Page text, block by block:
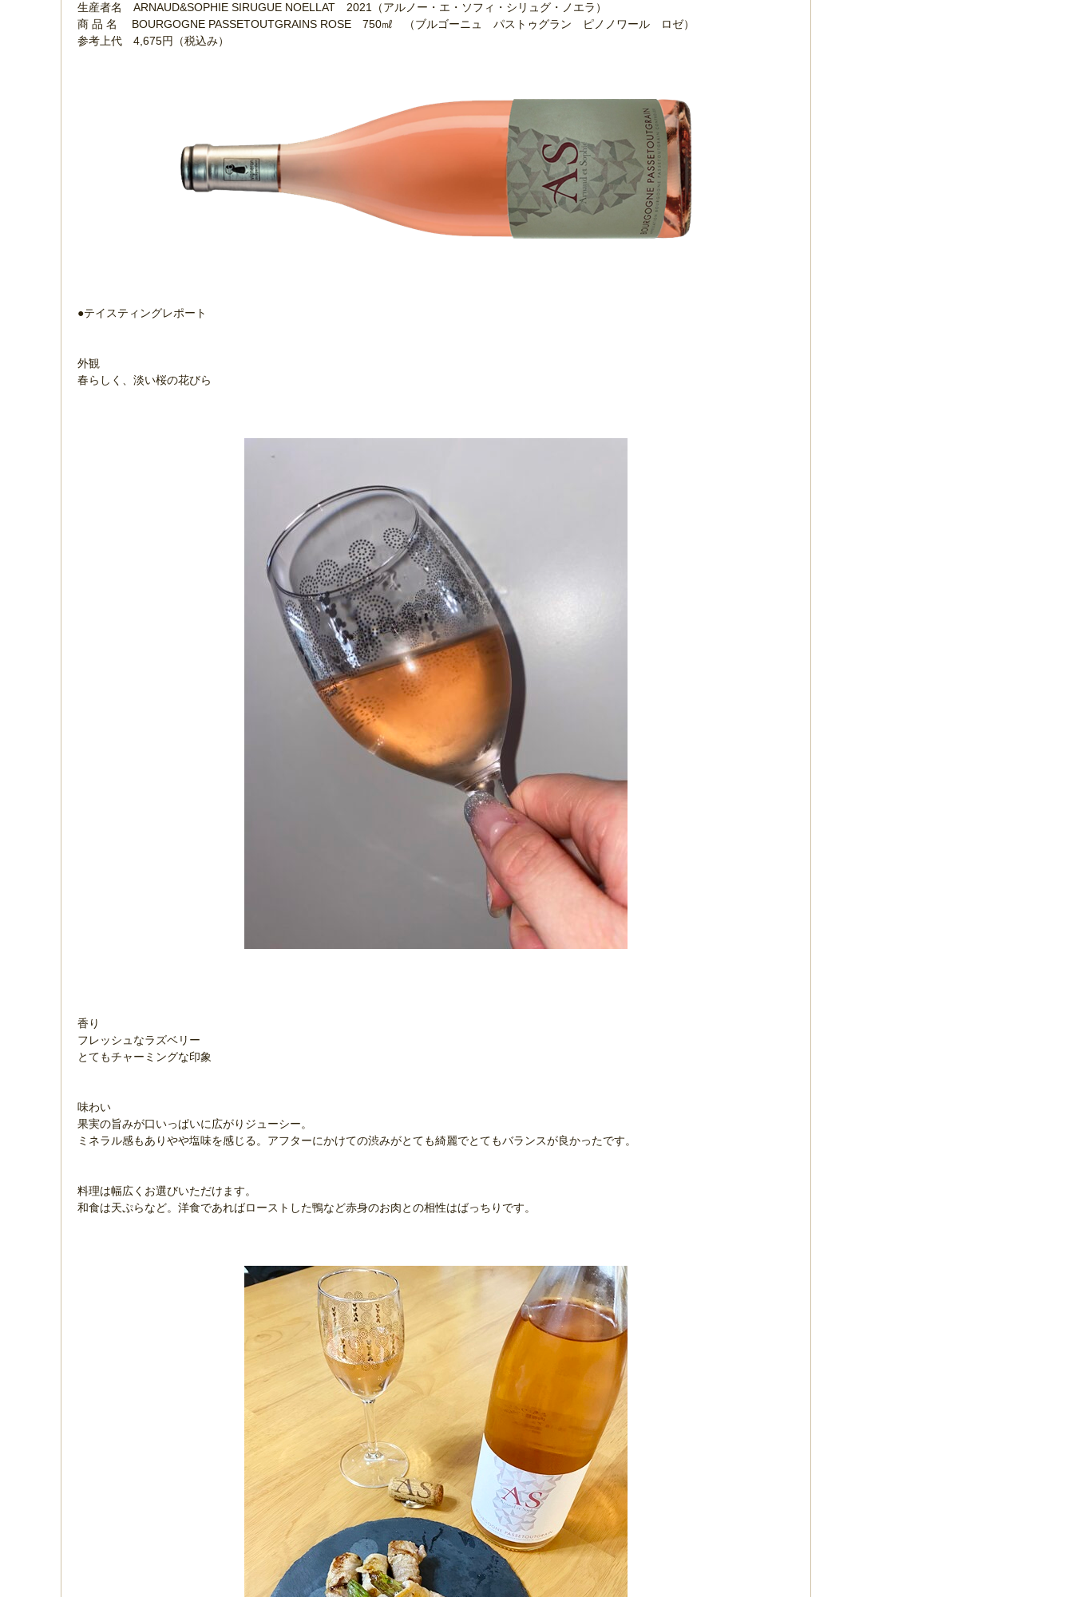
生産者名 ARNAUD&SOPHIE SIRUGUE NOELLAT 2021（アルノー・エ・ソフィ・シリュグ・ノエラ）
商 品 名 BOURGOGNE PASSETOUTGRAINS ROSE 750㎖ （ブルゴーニュ パストゥグラン ピノノワール ロゼ）
参考上代 4,675円（税込み）
●テイスティングレポート
外観
春らしく、淡い桜の花びら
香り
フレッシュなラズベリー
とてもチャーミングな印象
味わい
果実の旨みが口いっぱいに広がりジューシー。
ミネラル感もありやや塩味を感じる。アフターにかけての渋みがとても綺麗でとてもバランスが良かったです。
料理は幅広くお選びいただけます。
和食は天ぷらなど。洋食であればローストした鴨など赤身のお肉との相性はばっちりです。